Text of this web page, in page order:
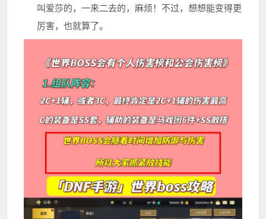
叫爱莎的，一来二去的，麻烦！不过，想想能变得更
厉害，也就算了。